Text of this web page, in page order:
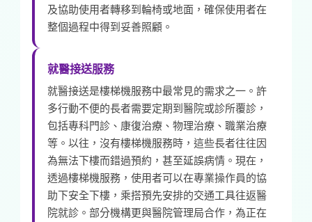
及協助使用者轉移到輪椅或地面，確保使用者在
整個過程中得到妥善照顧。
就醫接送服務
就醫接送是樓梯機服務中最常見的需求之一。許
多行動不便的長者需要定期到醫院或診所覆診，
包括專科門診、康復治療、物理治療、職業治療
等。以往，沒有樓梯機服務時，這些長者往往因
為無法下樓而錯過預約，甚至延誤病情。現在，
透過樓梯機服務，使用者可以在專業操作員的協
助下安全下樓，乘搭預先安排的交通工具往返醫
院就診。部分機構更與醫院管理局合作，為正在